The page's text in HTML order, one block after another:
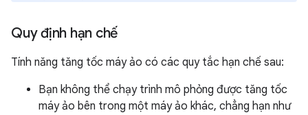
Quy định hạn chế
Tính năng tăng tốc máy ảo có các quy tắc hạn chế sau:
Bạn không thể chạy trình mô phỏng được tăng tốc
máy ảo bên trong một máy ảo khác, chẳng hạn như